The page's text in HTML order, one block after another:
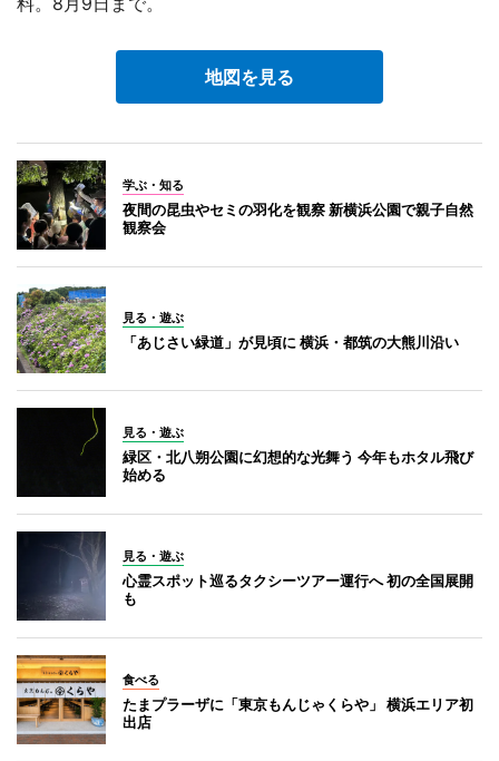
地図を見る
学ぶ・知る
夜間の昆虫やセミの羽化を観察 新横浜公園で親子自然
観察会
見る・遊ぶ
「あじさい緑道」が見頃に 横浜・都筑の大熊川沿い
見る・遊ぶ
緑区・北八朔公園に幻想的な光舞う 今年もホタル飛び
始める
見る・遊ぶ
心霊スポット巡るタクシーツアー運行へ 初の全国展開
も
食べる
たまプラーザに「東京もんじゃくらや」 横浜エリア初
出店